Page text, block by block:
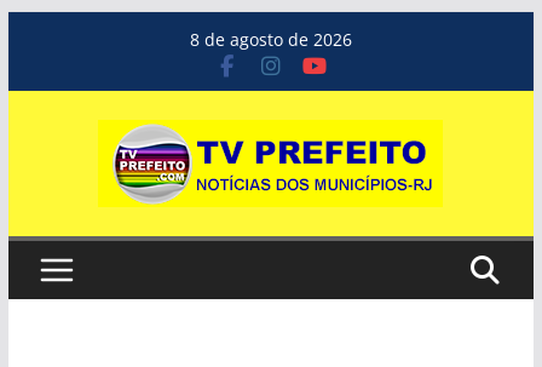
o
8 de agosto de 2026